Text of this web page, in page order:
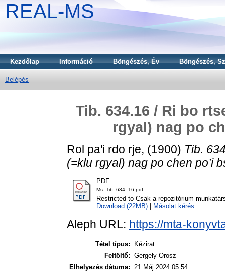
REAL-MS
Kezdőlap Információ Böngészés, Év Böngészés,
Belépés
Tib. 634.16 / Ri bo
rgyal) nag po
Rol pa'i rdo rje, (1900) Tib.
(=klu rgyal) nag po chen po’i
PDF
Ms_Tib_634_16.pdf
Restricted to Csak a repozitórium
Download (22MB)
Másolat kérés
Aleph URL: https://mta-
Tétel típus:
Kézirat
Feltöltő: Gergely Orosz
Elhelyezés dátuma: 21 Máj 2024 05:54